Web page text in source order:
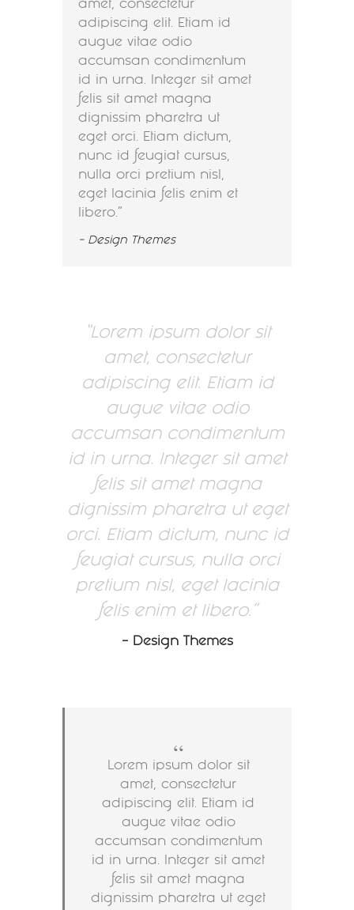
amet, consectetur
adipiscing elit. Etiam id
augue vitae odio
accumsan condimentum
id in urna. Integer sit amet
felis sit amet magna
dignissim pharetra ut
eget orci. Etiam dictum,
nunc id feugiat cursus,
nulla orci pretium nisl,
eget lacinia felis enim et
libero.
– Design Themes
Lorem ipsum dolor sit
amet, consectetur
adipiscing elit. Etiam id
augue vitae odio
accumsan condimentum
id in urna. Integer sit amet
felis sit amet magna
dignissim pharetra ut eget
orci. Etiam dictum, nunc id
feugiat cursus, nulla orci
pretium nisl, eget lacinia
felis enim et libero.
– Design Themes
Lorem ipsum dolor sit
amet, consectetur
adipiscing elit. Etiam id
augue vitae odio
accumsan condimentum
id in urna. Integer sit amet
felis sit amet magna
dignissim pharetra ut eget